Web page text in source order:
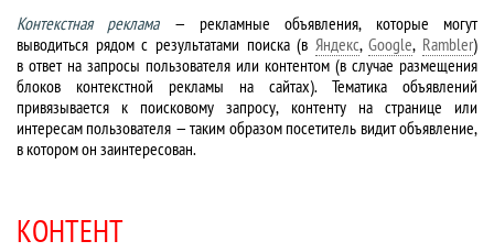
Контекстная реклама— рекламные объявления, которые могут
выводиться рядом с результатами поиска (в Яндекс,Google, Rambler)
в ответ на запросы пользователя или контентом (в случае размещения
блоков контекстной рекламы на сайтах). Тематика объявлений
привязывается к поисковому запросу, контенту на странице или
интересам пользователя — таким образом посетитель видит объявление,
в котором он заинтересован.
КОНТЕНТ